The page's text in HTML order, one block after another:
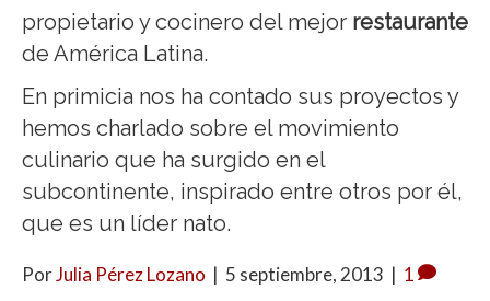
propietario y cocinero del mejor restaurante
de América Latina.
En primicia nos ha contado sus proyectos y
hemos charlado sobre el movimiento
culinario que ha surgido en el
subcontinente, inspirado entre otros por él,
que es un líder nato.
PorJulia Pérez Lozano | 5 septiembre, 2013 | 1